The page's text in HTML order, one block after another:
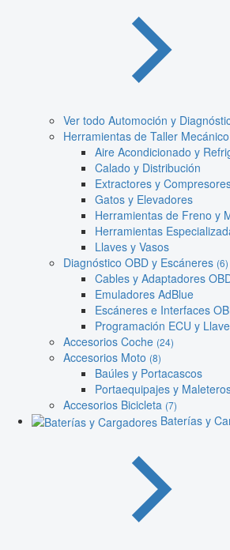
Ver todo Automoción y
Herramientas de Taller Mecánico
Aire Acondicionado y
Calado y Distribución
Extractores y
Gatos y Elevadores
Herramientas de Freno y
Herramientas
Llaves y Vasos
Diagnóstico OBD y Escáneres (6)
Cables y Adaptadores
Emuladores AdBlue
Escáneres e Interfaces
Programación ECU y
Accesorios Coche (24)
Accesorios Moto (8)
Baúles y Portacascos
Portaequipajes y
Accesorios Bicicleta (7)
Baterías y